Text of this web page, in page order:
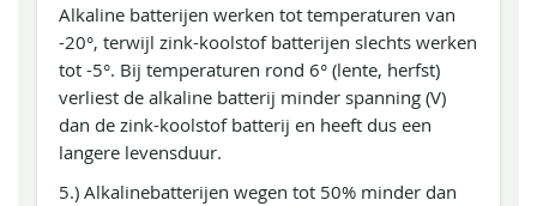
Alkaline batterijen werken tot temperaturen van
-20°, terwijl zink-koolstof batterijen slechts werken
tot -5°. Bij temperaturen rond 6° (lente, herfst)
verliest de alkaline batterij minder spanning (V)
dan de zink-koolstof batterij en heeft dus een
langere levensduur.
5.) Alkalinebatterijen wegen tot 50% minder dan